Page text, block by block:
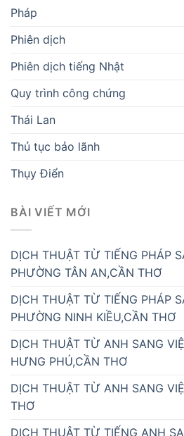
Pháp
Phiên dịch
Phiên dịch tiếng Nhật
Quy trình công chứng
Thái Lan
Thủ tục bảo lãnh
Thụy Điển
BÀI VIẾT MỚI
DỊCH THUẬT TỪ TIẾNG PHÁP
PHƯỜNG TÂN AN,CẦN THƠ
DỊCH THUẬT TỪ TIẾNG PHÁP
PHƯỜNG NINH KIỀU,CẦN THƠ
DỊCH THUẬT TỪ ANH SANG
HƯNG PHÚ,CẦN THƠ
DỊCH THUẬT TỪ ANH SANG
THƠ
DỊCH THUẬT TỪ TIẾNG ANH